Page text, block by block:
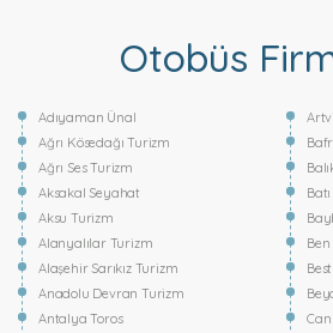
Otobüs
Adıyaman Ünal
Ağrı Kösedağı Turizm
Ağrı Ses Turizm
Aksakal Seyahat
Aksu Turizm
Alanyalılar Turizm
Alaşehir Sarıkız Turizm
Anadolu Devran Turizm
Antalya Toros